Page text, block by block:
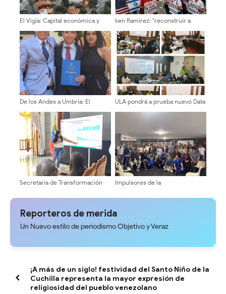
El Vigía: Capital económica y
ken Ramírez: "reconstruir a
sólidas y una agenda centrada
en el interés nacional"
De los Andes a Umbría: El
en Italia descifrando el origen
de la arepa andina
ULA pondrá a prueba nuevo Data
residencias estudiantiles
Secretaría de Transformación
Política evaluó gestión
semestral en Mérida
Impulsores de la
activan estructura electoral en
Reporteros de merida
Un Nuevo estilo de periodismo Objetivo y Veraz
¡A más de un siglo! festividad del Santo Niño de la
Cuchilla representa la mayor expresión de
religiosidad del pueblo venezolano